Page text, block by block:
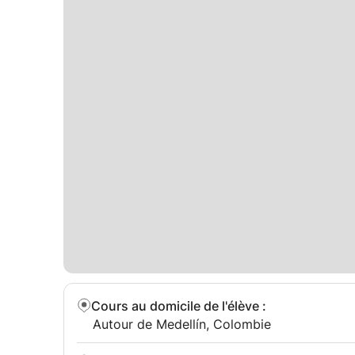
Cours au domicile de l'élève :
Autour de Medellín, Colombie